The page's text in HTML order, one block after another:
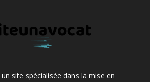
site spécialisée dans la mise en